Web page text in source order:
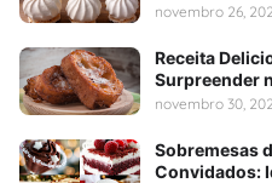
novembro 26,
Receita
Surpreender
novembro 30,
Sobremesas
Convidados: